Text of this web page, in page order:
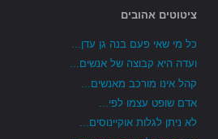
ציטוטים אהובים
כל מי שאי פעם בנה גן עדן...
ועדה היא קבוצה של אנשים...
קהל אינו מורכב מאנשים...
אדם שופט עצמו לפי...
לא ניתן לגלות אוקיינוסים...